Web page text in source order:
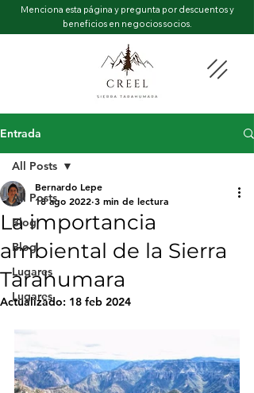
Menciona esta página y pregunta por descuentos y
beneficios en negocios socios.
Entrada
All Posts
Blog
Blog
Lugares
Lugares
All Posts
La importancia
ambiental de la Sierra
Tarahumara
Bernardo Lepe
18 ago 2022 3 min de lectura
Actualizado: 18 feb 2024